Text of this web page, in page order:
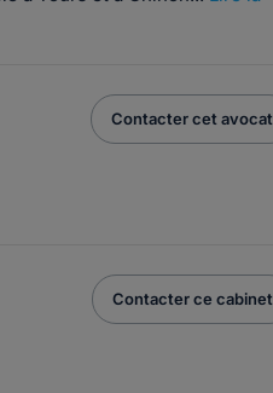
Contacter cet avocat
Contacter ce cabinet